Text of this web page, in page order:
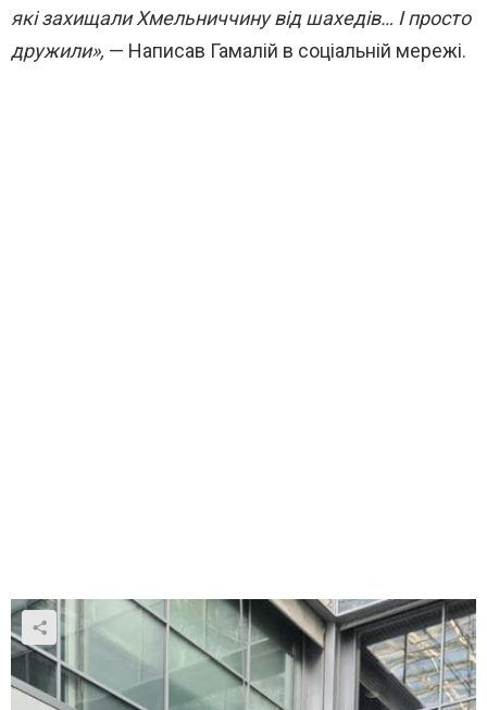
які захищали Хмельниччину від шахедів… І просто
дружили», — Написав Гамалій в соціальній мережі.